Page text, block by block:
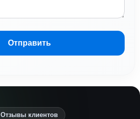
Отправить
Отзывы клиентов